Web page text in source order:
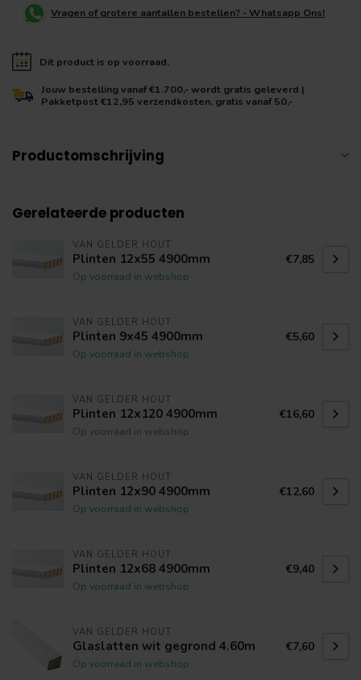
Vragen of grotere aantallen bestellen? - Whatsapp Ons!
Dit product is op voorraad.
Jouw bestelling vanaf €1.700,- wordt gratis geleverd |
Pakketpost €12,95 verzendkosten, gratis vanaf 50,-
Productomschrijving
Gerelateerde producten
VAN GELDER HOUT
Plinten 12x55 4900mm
Op voorraad in webshop
€7,85
VAN GELDER HOUT
Plinten 9x45 4900mm
Op voorraad in webshop
€5,60
VAN GELDER HOUT
Plinten 12x120 4900mm
Op voorraad in webshop
€16,60
VAN GELDER HOUT
Plinten 12x90 4900mm
Op voorraad in webshop
€12,60
VAN GELDER HOUT
Plinten 12x68 4900mm
Op voorraad in webshop
€9,40
VAN GELDER HOUT
Glaslatten wit gegrond 4.60m
Op voorraad in webshop
€7,60